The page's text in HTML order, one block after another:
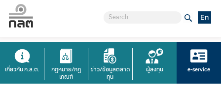
En
เกี่ยวกับ ก.ล.ต.
กฎหมาย/กฎ
เกณฑ์
ข่าว/ข้อมูลตลาด
ทุน
ผู้ลงทุน e-service